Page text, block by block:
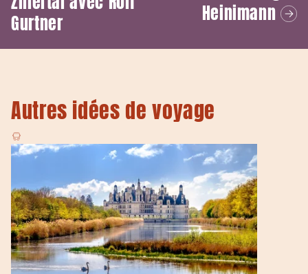
Gurtner
Heinimann
Autres idées de voyage